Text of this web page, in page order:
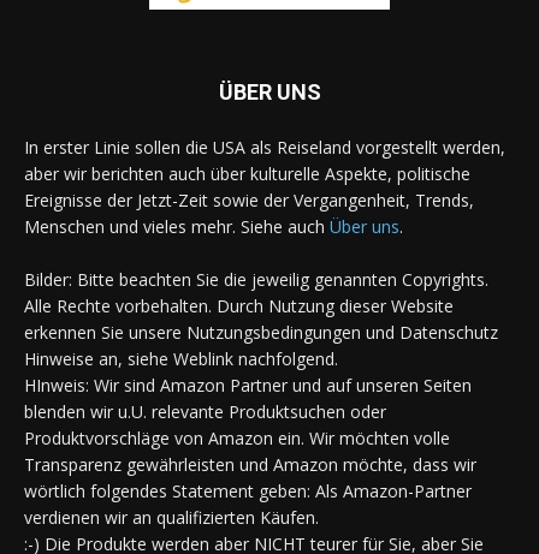
ÜBER UNS
In erster Linie sollen die USA als Reiseland vorgestellt werden,
aber wir berichten auch über kulturelle Aspekte, politische
Ereignisse der Jetzt-Zeit sowie der Vergangenheit, Trends,
Menschen und vieles mehr. Siehe auch Über uns.
Bilder: Bitte beachten Sie die jeweilig genannten Copyrights.
Alle Rechte vorbehalten. Durch Nutzung dieser Website
erkennen Sie unsere Nutzungsbedingungen und Datenschutz
Hinweise an, siehe Weblink nachfolgend.
HInweis: Wir sind Amazon Partner und auf unseren Seiten
blenden wir u.U. relevante Produktsuchen oder
Produktvorschläge von Amazon ein. Wir möchten volle
Transparenz gewährleisten und Amazon möchte, dass wir
wörtlich folgendes Statement geben: Als Amazon-Partner
verdienen wir an qualifizierten Käufen.
:-) Die Produkte werden aber NICHT teurer für Sie, aber Sie